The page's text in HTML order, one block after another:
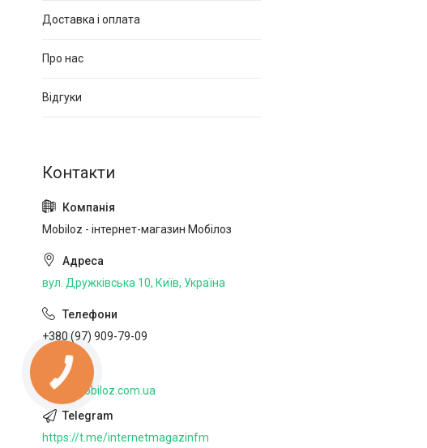
Доставка і оплата
Про нас
Відгуки
Mobiloz - інтернет-магазин Мобілоз
вул. Дружківська 10, Київ, Україна
+380 (97) 909-79-09
http://mobiloz.com.ua
https://t.me/internetmagazinfm